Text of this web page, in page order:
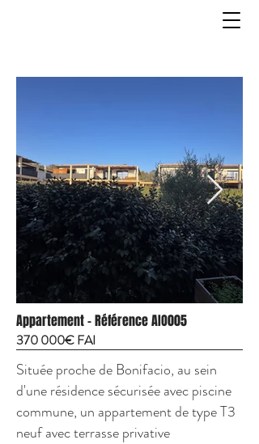
Appartement - Référence AIO005
370 000€ FAI
Située proche de Bonifacio, au sein
d'une résidence sécurisée avec piscine
commune, un appartement de type T3
neuf avec terrasse privative